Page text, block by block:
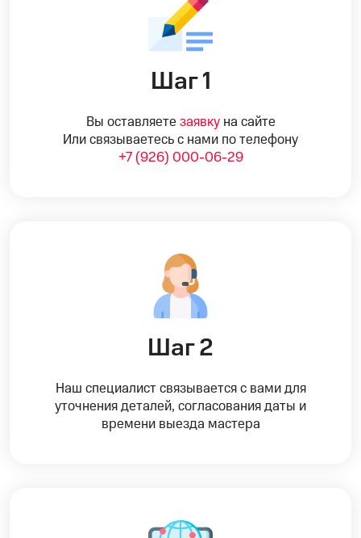
Шаг 1
Вы оставляете заявкуна сайте
Или связываетесь с нами по телефону
+7 (926) 000-06-29
Шаг 2
Наш специалист связывается с вами для
уточнения деталей, согласования даты и
времени выезда мастера